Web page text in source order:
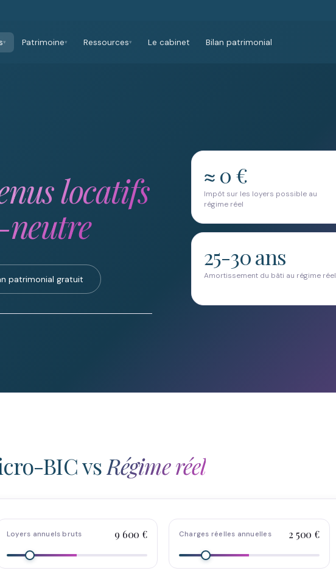
▾ Patrimoine▾ Ressources▾ Le cabinet Bilan patrimonial
locatifs
patrimonial gratuit
≈ 0 €
Impôt sur les loyers possible au
régime réel
25-30 ans
Amortissement du bâti au régime réel
BIC vsRégime réel
Loyers annuels bruts 9 600 € Charges réelles annuelles 2 500 €